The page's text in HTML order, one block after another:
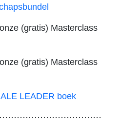
(gratis) Masterclass
(gratis) Masterclass
LEADER boek